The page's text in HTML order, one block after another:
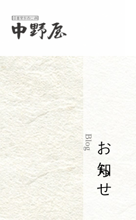
お知らせ
Blog